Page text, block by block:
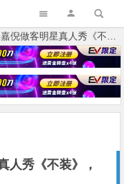
真人秀《不装》，正面回应耍大牌上热搜质疑
人秀《不装》，